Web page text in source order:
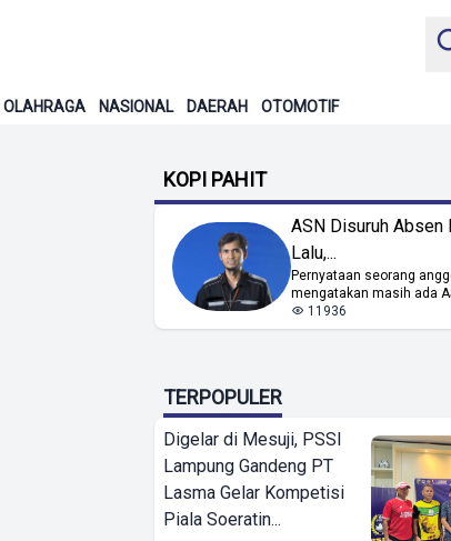
OLAHRAGA NASIONAL DAERAH OTOMOTIF
KOPI PAHIT
ASN Disuruh Absen
Lalu,...
Pernyataan seorang
mengatakan masih ada
11936
TERPOPULER
Digelar di Mesuji, PSSI
Lampung Gandeng PT
Lasma Gelar Kompetisi
Piala Soeratin...